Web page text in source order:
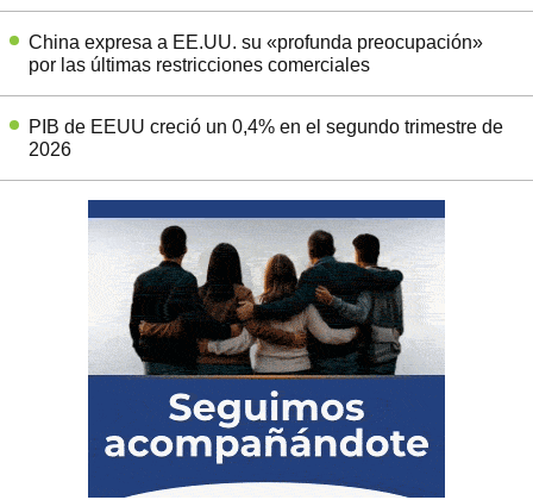
China expresa a EE.UU. su «profunda preocupación»
por las últimas restricciones comerciales
PIB de EEUU creció un 0,4% en el segundo trimestre de
2026